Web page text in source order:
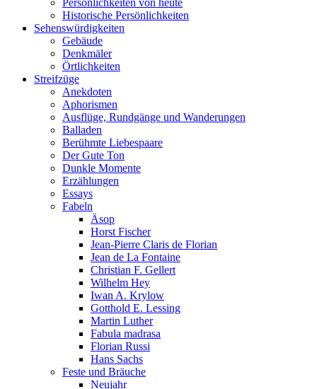
Historische Persönlichkeiten
Sehenswürdigkeiten
Gebäude
Denkmäler
Örtlichkeiten
Streifzüge
Anekdoten
Aphorismen
Ausflüge, Rundgänge und Wanderungen
Balladen
Berühmte Liebespaare
Der Gute Ton
Dunkle Momente
Erzählungen
Essays
Fabeln
Äsop
Horst Fischer
Jean-Pierre Claris de Florian
Jean de La Fontaine
Christian F. Gellert
Wilhelm Hey
Iwan A. Krylow
Gotthold E. Lessing
Martin Luther
Fabula madrasa
Florian Russi
Hans Sachs
Feste und Bräuche
Neujahr